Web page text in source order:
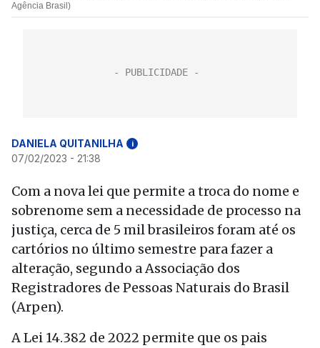
Agência Brasil)
DANIELA QUITANILHA i
07/02/2023 - 21:38
Com a nova lei que permite a troca do nome e
sobrenome sem a necessidade de processo na
justiça, cerca de 5 mil brasileiros foram até os
cartórios no último semestre para fazer a
alteração, segundo a Associação dos
Registradores de Pessoas Naturais do Brasil
(Arpen).
A Lei 14.382 de 2022 permite que os pais